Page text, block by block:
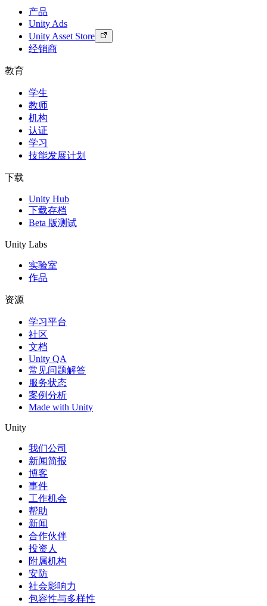
通过 Unity 投放广告
使用案例
移动游戏
使用 Unity 打造移动端爆款游戏
独立游戏
小团队也能做出大游戏
XR 游戏
跨平台发布 XR 游戏
多人游戏
简化多人游戏开发
博客
更新、信息和技术提示
新闻
新闻、故事和新闻中心
认证
证明您的Unity精通
产品
Unity Ads
Unity Asset Store
经销商
教育
学生
教师
机构
认证
学习
技能发展计划
下载
Unity Hub
下载存档
Beta 版测试
Unity Labs
实验室
作品
资源
学习平台
社区
文档
Unity QA
常见问题解答
服务状态
案例分析
Made with Unity
Unity
我们公司
新闻简报
博客
事件
工作机会
帮助
新闻
合作伙伴
投资人
附属机构
安防
社会影响力
包容性与多样性